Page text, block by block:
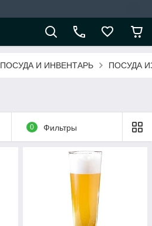
ПОСУДА И ИНВЕНТАРЬ ПОСУДА
0 Фильтры